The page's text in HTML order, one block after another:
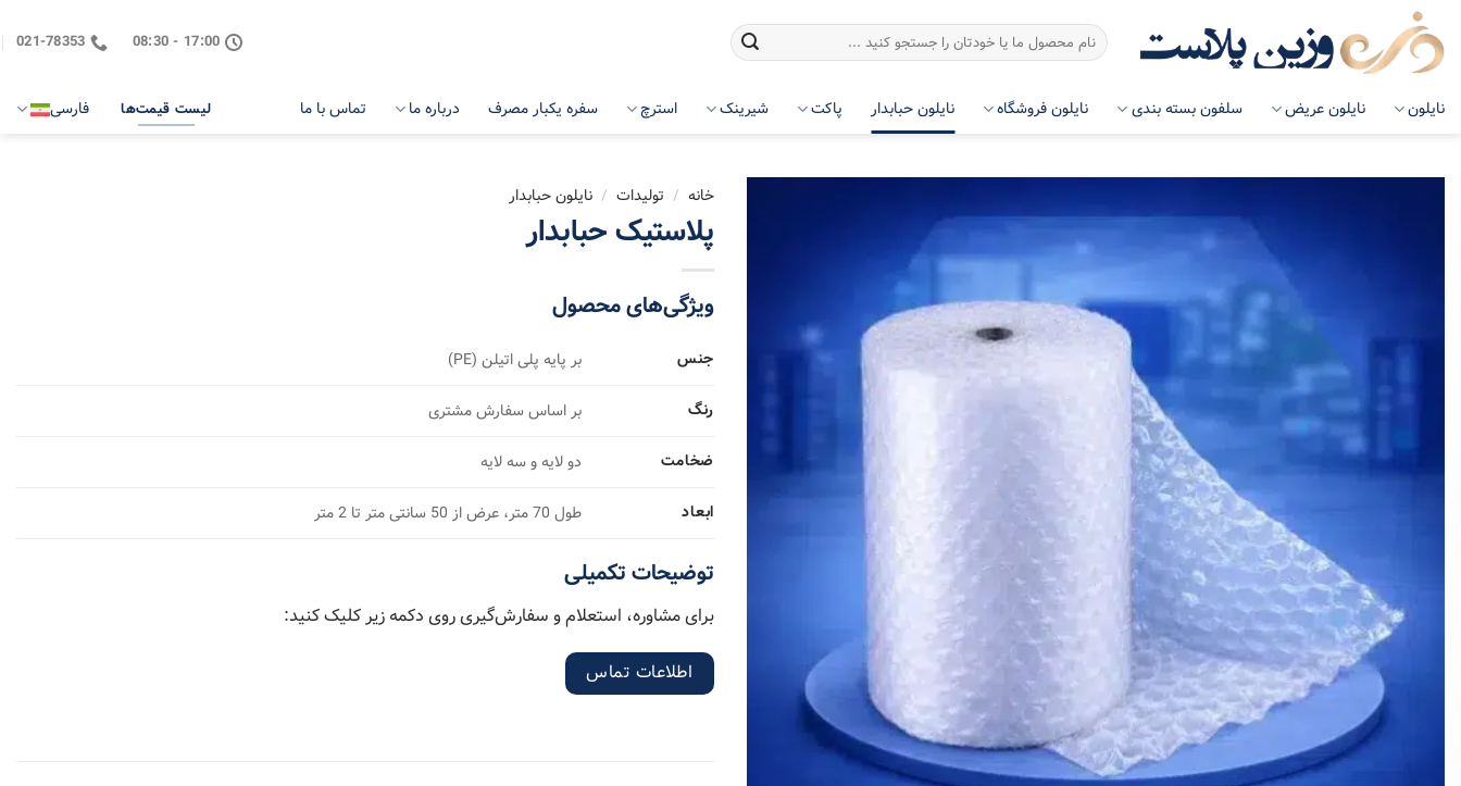
محتوا
جستجو
برای:
17:00 - 08:30
021-78353
نایلون نایلون عریض سلفون بسته بندی نایلون فروشگاه نایلون حبابدار پاکت شیرینک استرچ سفره یکبار مصرف درباره ما تماس با ما لیست قیمت‌ها فارسی
خانه / تولیدات / نایلون حبابدار
پلاستیک حبابدار
ویژگی‌های محصول
جنس بر پایه پلی اتیلن (PE)
رنگ بر اساس سفارش مشتری
ضخامت دو لایه و سه لایه
ابعاد طول 70 متر، عرض از 50 سانتی متر تا 2 متر
توضیحات تکمیلی
برای مشاوره، استعلام و سفارش‌گیری روی دکمه زیر کلیک کنید:
اطلاعات تماس